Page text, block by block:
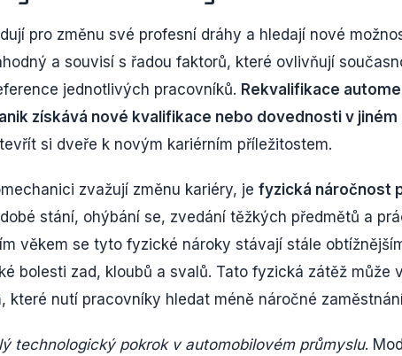
pro změnu své profesní dráhy a hledají nové
a souvisí s řadou faktorů, které ovlivňují
jednotlivých pracovníků. Rekvalifikace
získává nové kvalifikace nebo dovednosti v jiném
si dveře k novým kariérním příležitostem.
zvažují změnu kariéry, je fyzická náročnost
stání, ohýbání se, zvedání těžkých předmětů a
věkem se tyto fyzické nároky stávají stále
bolesti zad, kloubů a svalů. Tato fyzická zátěž může
které nutí pracovníky hledat méně náročné
technologický pokrok v automobilovém průmyslu.